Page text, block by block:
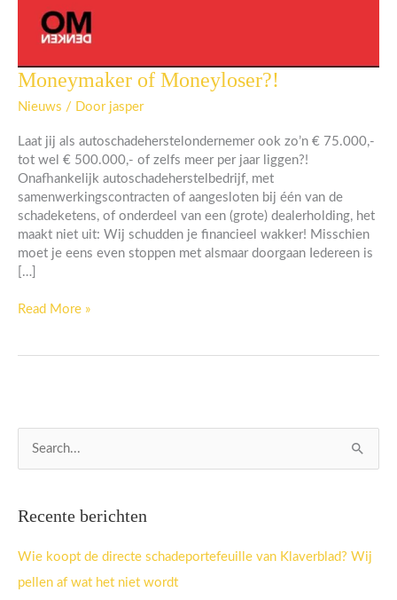
Moneymaker of Moneyloser?!
Nieuws / Door jasper
Laat jij als autoschadeherstelondernemer ook zo’n € 75.000,-
tot wel € 500.000,- of zelfs meer per jaar liggen?!
Onafhankelijk autoschadeherstelbedrijf, met
samenwerkingscontracten of aangesloten bij één van de
schadeketens, of onderdeel van een (grote) dealerholding, het
maakt niet uit: Wij schudden je financieel wakker! Misschien
moet je eens even stoppen met alsmaar doorgaan Iedereen is
[…]
Moneymaker
Moneyloser?!
Read More »
n
a
Recente berichten
Wie koopt de directe schadeportefeuille van Klaverblad? Wij
pellen af wat het niet wordt